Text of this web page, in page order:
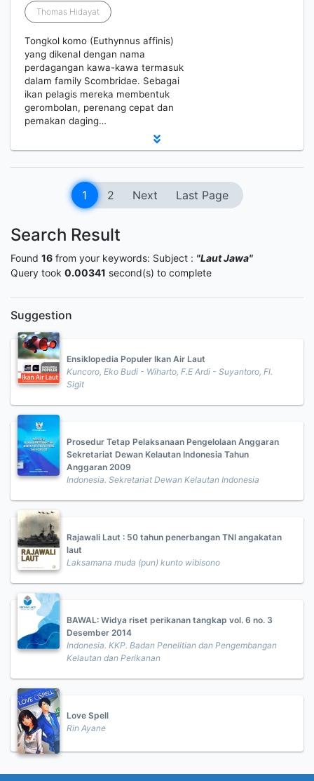
Thomas Hidayat
Tongkol komo (Euthynnus affinis)
yang dikenal dengan nama
perdagangan kawa-kawa termasuk
dalam family Scombridae. Sebagai
ikan pelagis mereka membentuk
gerombolan, perenang cepat dan
pemakan daging…
1 2 Next Last Page
Search Result
Found 16 from your keywords: Subject : "Laut Jawa"
Query took 0.00341 second(s) to complete
Suggestion
Ensiklopedia Populer Ikan Air Laut
Kuncoro, Eko Budi - Wiharto, F.E Ardi - Suyantoro, Fl.
Sigit
Prosedur Tetap Pelaksanaan Pengelolaan Anggaran
Sekretariat Dewan Kelautan Indonesia Tahun
Anggaran 2009
Indonesia. Sekretariat Dewan Kelautan Indonesia
Rajawali Laut : 50 tahun penerbangan TNI angakatan
laut
Laksamana muda (pun) kunto wibisono
BAWAL: Widya riset perikanan tangkap vol. 6 no. 3
Desember 2014
Indonesia. KKP. Badan Penelitian dan Pengembangan
Kelautan dan Perikanan
Love Spell
Rin Ayane